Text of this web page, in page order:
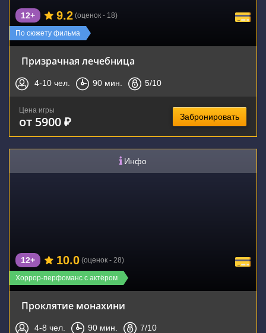
По сюжету фильма
12+ 9.2 (оценок - 18)
Призрачная лечебница
4-10 чел. 90 мин. 5/10
Цена игры
от 5900 ₽ Забронировать
Инфо
Хоррор-перфоманс с актёром
12+ 10.0 (оценок - 28)
Проклятие монахини
4-8 чел. 90 мин. 7/10